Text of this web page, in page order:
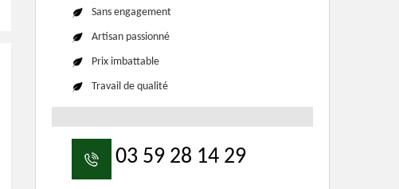
Sans engagement
Artisan passionné
Prix imbattable
Travail de qualité
03 59 28 14 29